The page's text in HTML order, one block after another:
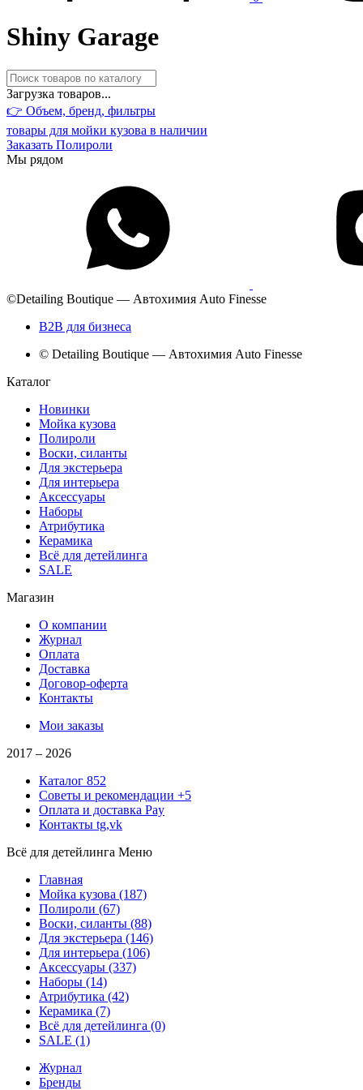
Shiny Garage
Загрузка товаров...
👉 Объем, бренд, фильтры
товары для мойки кузова в наличии
Заказать Полироли
Мы рядом
©Detailing Boutique — Автохимия Auto Finesse
B2B для бизнеса
© Detailing Boutique — Автохимия Auto Finesse
Каталог
Новинки
Мойка кузова
Полироли
Воски, силанты
Для экстерьера
Для интерьера
Аксессуары
Наборы
Атрибутика
Керамика
Всё для детейлинга
SALE
Магазин
О компании
Журнал
Оплата
Доставка
Договор-оферта
Контакты
Мои заказы
2017 – 2026
Каталог 852
Советы и рекомендации +5
Оплата и доставка Pay
Контакты tg,vk
Всё для детейлинга Меню
Главная
Мойка кузова (187)
Полироли (67)
Воски, силанты (88)
Для экстерьера (146)
Для интерьера (106)
Аксессуары (337)
Наборы (14)
Атрибутика (42)
Керамика (7)
Всё для детейлинга (0)
SALE (1)
Журнал
Бренды